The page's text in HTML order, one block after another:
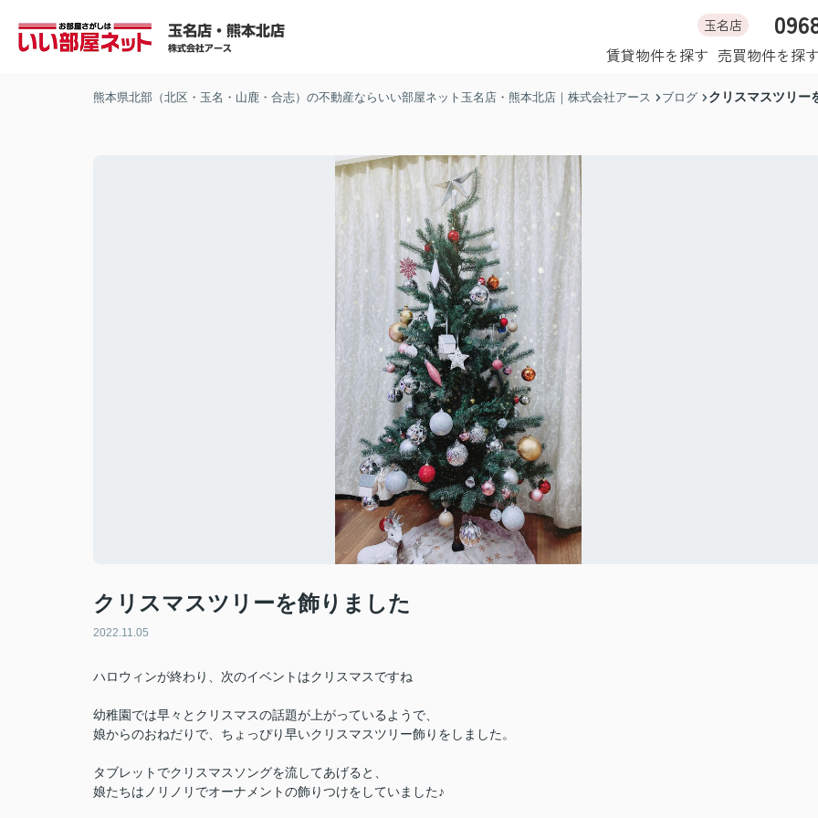
玉名店
賃貸物件を探す 売買物件を探
熊本県北部（北区・玉名・山鹿・合志）の不動産ならいい部屋ネット玉名店・熊本北店｜株式会社アース ブログ クリスマスツリー
クリスマスツリーを飾りました
2022.11.05
ハロウィンが終わり、次のイベントはクリスマスですね
幼稚園では早々とクリスマスの話題が上がっているようで、
娘からのおねだりで、ちょっぴり早いクリスマスツリー飾りをしました。
タブレットでクリスマスソングを流してあげると、
娘たちはノリノリでオーナメントの飾りつけをしていました♪